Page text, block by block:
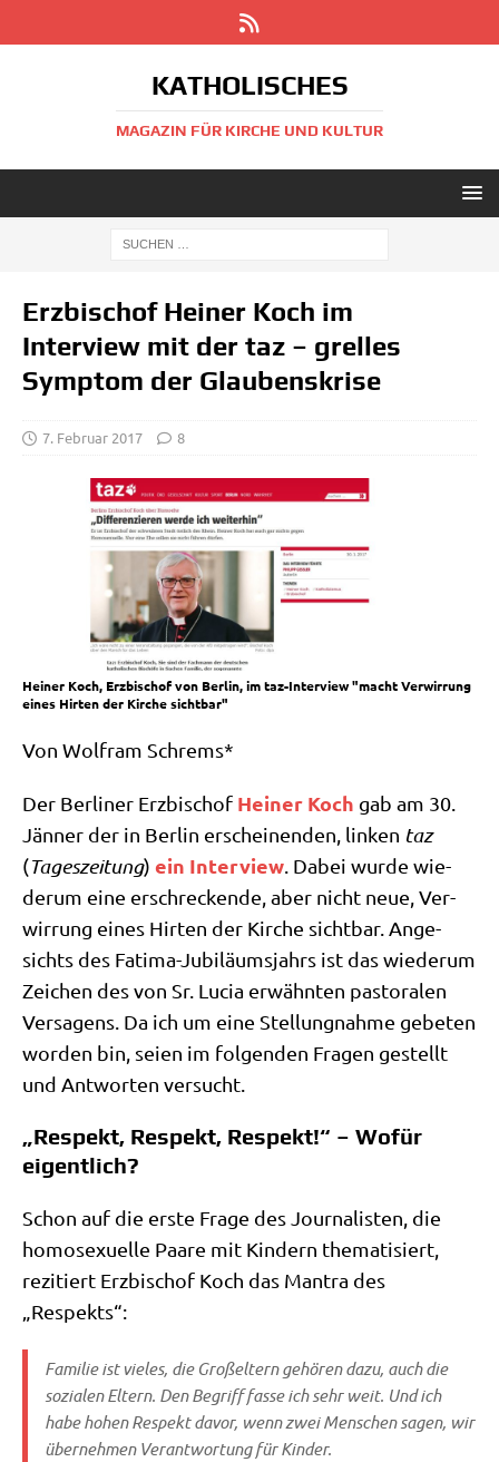
KATHOLISCHES
MAGAZIN FÜR KIRCHE UND KULTUR
Erzbischof Heiner Koch im
Interview mit der taz – grelles
Symptom der Glaubenskrise
7. Februar 2017 8
Heiner Koch, Erzbischof von Berlin, im taz-Interview "macht Verwirrung
eines Hirten der Kirche sichtbar"
Von Wolf­ram Schrems*
Der Ber­li­ner Erz­bi­schof Hei­ner Koch gab am 30.
Jän­ner der in Ber­lin erschei­nen­den, lin­ken taz
(Tages­zei­tung) ein Inter­view. Dabei wur­de wie­
der­um eine erschrecken­de, aber nicht neue, Ver­
wir­rung eines Hir­ten der Kir­che sicht­bar. Ange­
sichts des Fati­ma-Jubi­lä­ums­jahrs ist das wie­der­um
Zei­chen des von Sr. Lucia erwähn­ten pasto­ra­len
Ver­sa­gens. Da ich um eine Stel­lung­nah­me gebe­ten
wor­den bin, sei­en im fol­gen­den Fra­gen gestellt
und Ant­wor­ten versucht.
„Respekt, Respekt, Respekt!“ – Wofür
eigentlich?
Schon auf die erste Fra­ge des Jour­na­li­sten, die
homo­se­xu­el­le Paa­re mit Kin­dern the­ma­ti­siert,
rezi­tiert Erz­bi­schof Koch das Man­tra des
„Respekts“:
Fami­lie ist vie­les, die Groß­el­tern gehö­ren dazu, auch die
sozia­len Eltern. Den Begriff fas­se ich sehr weit. Und ich
habe hohen Respekt davor, wenn zwei Men­schen sagen, wir
über­neh­men Ver­ant­wor­tung für Kinder.